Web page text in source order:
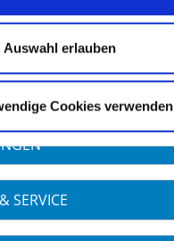
Auswahl erlauben
Cookies verwenden
Lehrkrankenhaus
Leipzig
SERVICE